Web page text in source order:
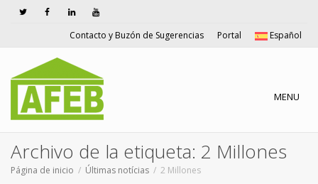
Contacto y Buzón de Sugerencias Portal Español
Cambiar
MENU
Archivo de la etiqueta: 2 Millones
Página de inicio Últimas notícias 2 Millones